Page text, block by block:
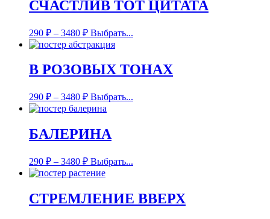
СЧАСТЛИВ ТОТ ЦИТАТА
290 ₽ – 3480 ₽ Выбрать...
В РОЗОВЫХ ТОНАХ
290 ₽ – 3480 ₽ Выбрать...
БАЛЕРИНА
290 ₽ – 3480 ₽ Выбрать...
СТРЕМЛЕНИЕ ВВЕРХ